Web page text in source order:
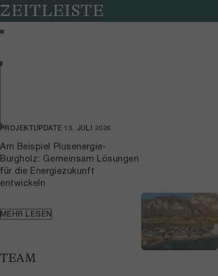
ZEITLEISTE
Am Beispiel Plusenergie-
Burgholz: Gemeinsam Lösungen
für die Energiezukunft
entwickeln
PROJEKTUPDATE 13. JULI 2026
MEHR LESEN
TEAM